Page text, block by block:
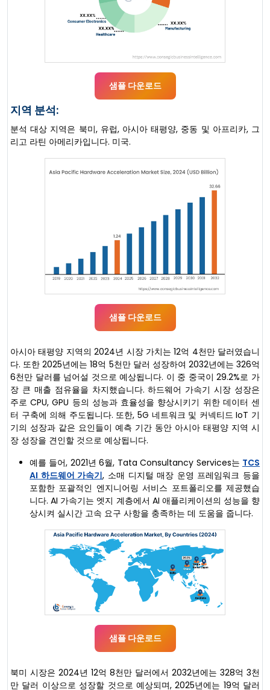
샘플 다운로드
지역 분석:
분석 대상 지역은 북미, 유럽, 아시아 태평양, 중동 및 아프리카, 그
리고 라틴 아메리카입니다. 미국.
샘플 다운로드
아시아 태평양 지역의 2024년 시장 가치는 12억 4천만 달러였습니
다. 또한 2025년에는 18억 5천만 달러 성장하여 2032년에는 326억
6천만 달러를 넘어설 것으로 예상됩니다. 이 중 중국이 29.2%로 가
장 큰 매출 점유율을 차지했습니다. 하드웨어 가속기 시장 성장은
주로 CPU, GPU 등의 성능과 효율성을 향상시키기 위한 데이터 센
터 구축에 의해 주도됩니다. 또한, 5G 네트워크 및 커넥티드 IoT 기
기의 성장과 같은 요인들이 예측 기간 동안 아시아 태평양 지역 시
장 성장을 견인할 것으로 예상됩니다.
예를 들어, 2021년 6월, Tata Consultancy Services는 TCS
AI 하드웨어 가속기, 소매 디지털 매장 운영 프레임워크 등을
포함한 포괄적인 엔지니어링 서비스 포트폴리오를 제공했습
니다. AI 가속기는 엣지 계층에서 AI 애플리케이션의 성능을 향
상시켜 실시간 고속 요구 사항을 충족하는 데 도움을 줍니다.
샘플 다운로드
북미 시장은 2024년 12억 8천만 달러에서 2032년에는 328억 3천
만 달러 이상으로 성장할 것으로 예상되며, 2025년에는 19억 달러